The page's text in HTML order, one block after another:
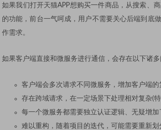
如果我们打开天猫APP想购买一件商品，从搜索、
的功能，前台一气呵成，用户不需要关心后端到底
作需求。
如果客户端直接和微服务进行通信，会存在以下诸多
客户端会多次请求不同微服务，增加客户端的
存在跨域请求，在一定场景下处理相对复杂(
每一个微服务都需要独立认证逻辑、无疑增
难以重构，随着项目的迭代，可能需要重新